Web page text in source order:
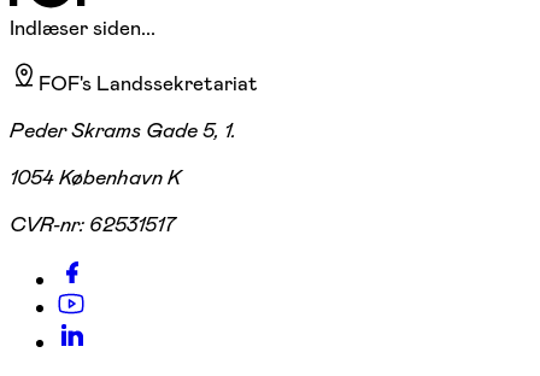
Indlæser siden...
FOF's Landssekretariat
Peder Skrams Gade 5, 1.
1054 København K
CVR-nr: 62531517